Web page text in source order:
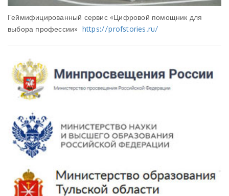
Геймифицированный сервис «Цифровой помощник для
выбора профессии» https://profstories.ru/